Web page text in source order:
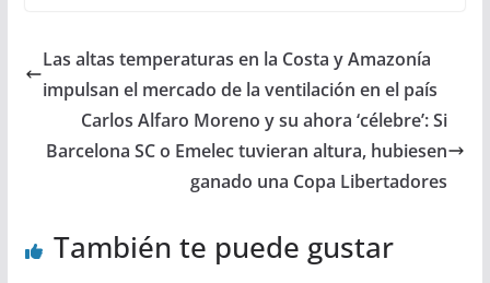
Las altas temperaturas en la Costa y Amazonía
impulsan el mercado de la ventilación en el país
Carlos Alfaro Moreno y su ahora ‘célebre’: Si
Barcelona SC o Emelec tuvieran altura, hubiesen
ganado una Copa Libertadores
También te puede gustar